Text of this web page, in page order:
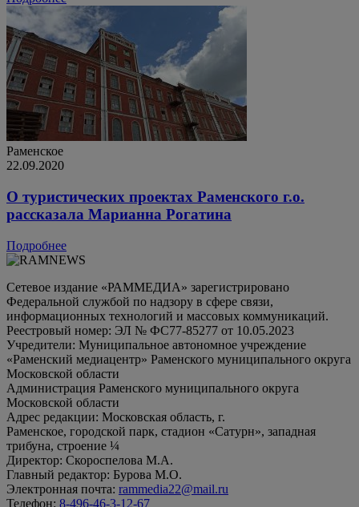
Раменское
22.09.2020
О туристических проектах Раменского г.о.
рассказала Марианна Рогатина
Подробнее
Сетевое издание «РАММЕДИА» зарегистрировано
Федеральной службой по надзору в сфере связи,
информационных технологий и массовых коммуникаций.
Реестровый номер: ЭЛ № ФС77-85277 от 10.05.2023
Учредители: Муниципальное автономное учреждение
«Раменский медиацентр» Раменского муниципального округа
Московской области
Администрация Раменского муниципального округа
Московской области
Адрес редакции: Московская область, г.
Раменское, городской парк, стадион «Сатурн», западная
трибуна, строение ¼
Директор: Скороспелова М.А.
Главный редактор: Бурова М.О.
Электронная почта: rammedia22@mail.ru
Телефон: 8-496-46-3-12-67